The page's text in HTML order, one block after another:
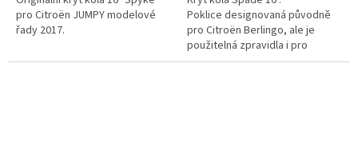
pro Citroën JUMPY modelové
řady 2017.
Poklice designovaná původně
pro Citroën Berlingo, ale je
použitelná zpravidla i pro
ostatní modely Citroën s 16"